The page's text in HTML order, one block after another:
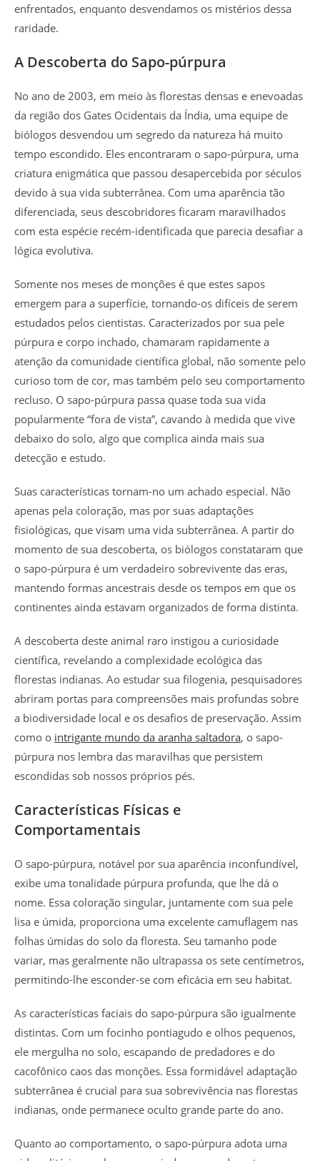
enfrentados, enquanto desvendamos os mistérios dessa
raridade.
A Descoberta do Sapo-púrpura
No ano de 2003, em meio às florestas densas e enevoadas
da região dos Gates Ocidentais da Índia, uma equipe de
biólogos desvendou um segredo da natureza há muito
tempo escondido. Eles encontraram o sapo-púrpura, uma
criatura enigmática que passou desapercebida por séculos
devido à sua vida subterrânea. Com uma aparência tão
diferenciada, seus descobridores ficaram maravilhados
com esta espécie recém-identificada que parecia desafiar a
lógica evolutiva.
Somente nos meses de monções é que estes sapos
emergem para a superfície, tornando-os difíceis de serem
estudados pelos cientistas. Caracterizados por sua pele
púrpura e corpo inchado, chamaram rapidamente a
atenção da comunidade científica global, não somente pelo
curioso tom de cor, mas também pelo seu comportamento
recluso. O sapo-púrpura passa quase toda sua vida
popularmente “fora de vista”, cavando à medida que vive
debaixo do solo, algo que complica ainda mais sua
detecção e estudo.
Suas características tornam-no um achado especial. Não
apenas pela coloração, mas por suas adaptações
fisiológicas, que visam uma vida subterrânea. A partir do
momento de sua descoberta, os biólogos constataram que
o sapo-púrpura é um verdadeiro sobrevivente das eras,
mantendo formas ancestrais desde os tempos em que os
continentes ainda estavam organizados de forma distinta.
A descoberta deste animal raro instigou a curiosidade
científica, revelando a complexidade ecológica das
florestas indianas. Ao estudar sua filogenia, pesquisadores
abriram portas para compreensões mais profundas sobre
a biodiversidade local e os desafios de preservação. Assim
como o intrigante mundo da aranha saltadora, o sapo-
púrpura nos lembra das maravilhas que persistem
escondidas sob nossos próprios pés.
Características Físicas e
Comportamentais
O sapo-púrpura, notável por sua aparência inconfundível,
exibe uma tonalidade púrpura profunda, que lhe dá o
nome. Essa coloração singular, juntamente com sua pele
lisa e úmida, proporciona uma excelente camuflagem nas
folhas úmidas do solo da floresta. Seu tamanho pode
variar, mas geralmente não ultrapassa os sete centímetros,
permitindo-lhe esconder-se com eficácia em seu habitat.
As características faciais do sapo-púrpura são igualmente
distintas. Com um focinho pontiagudo e olhos pequenos,
ele mergulha no solo, escapando de predadores e do
cacofônico caos das monções. Essa formidável adaptação
subterrânea é crucial para sua sobrevivência nas florestas
indianas, onde permanece oculto grande parte do ano.
Quanto ao comportamento, o sapo-púrpura adota uma